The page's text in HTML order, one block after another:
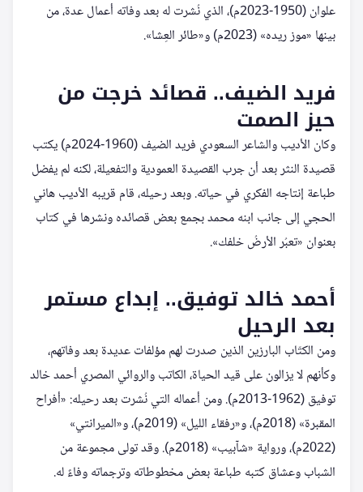
علوان (1950-2023م)، الذي نُشرت له بعد وفاته أعمال عدة، من
بينها «موز ريده» (2023م) و«طائر العِشا».
فريد الضيف.. قصائد خرجت من
حيز الصمت
وكان الأديب والشاعر السعودي فريد الضيف (1960-2024م) يكتب
قصيدة النثر بعد أن جرب القصيدة العمودية والتفعيلة، لكنه لم يفضل
طباعة إنتاجه الفكري في حياته. وبعد رحيله، قام قريبه الأديب هاني
الحجي إلى جانب ابنه محمد بجمع بعض قصائده ونشرها في كتاب
بعنوان «تعبُر الأرضُ خلفك».
أحمد خالد توفيق.. إبداع مستمر
بعد الرحيل
ومن الكتّاب البارزين الذين صدرت لهم مؤلفات عديدة بعد وفاتهم،
وكأنهم لا يزالون على قيد الحياة، الكاتب والروائي المصري أحمد خالد
توفيق (1962-2013م). ومن أعماله التي نُشرت بعد رحيله: «أفراح
المقبرة» (2018م)، و«رفقاء الليل» (2019م)، و«الميرانتي»
(2022م)، ورواية «شآبيب» (2018م). وقد تولى مجموعة من
الشباب وعشاق كتبه طباعة بعض مخطوطاته وترجماته وفاءً له.